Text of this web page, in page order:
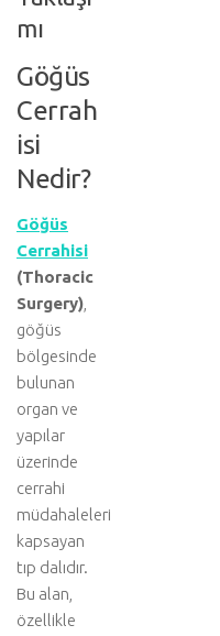
mı
Göğüs
Cerrah
isi
Nedir?
Göğüs
Cerrahisi
(Thoracic
Surgery)
göğüs
bölgesinde
bulunan
organ ve
yapılar
üzerinde
cerrahi
müdahaleleri
kapsayan
tıp dalıdır.
Bu alan,
özellikle